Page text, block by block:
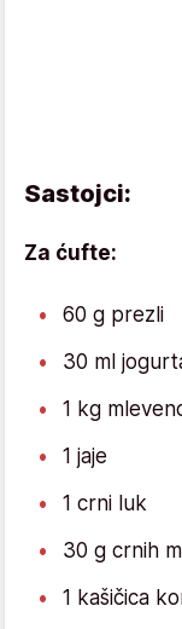
Sastojci:
Za ćufte:
60 g prezli
30 ml
1 kg
1 jaje
1 crni luk
30 g crnih
1 kašičica